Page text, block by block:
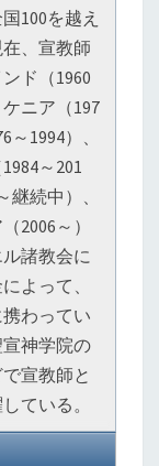
100を越え
、宣教師
ド（1960
ニア（197
1994）、
～201
継続中）、
2006～）
諸教会に
よって、
わってい
神学院の
宣教師と
ている。